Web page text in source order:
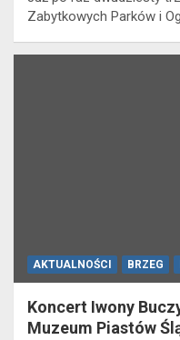
Zabytkowych Parków i
AKTUALNOŚCI BRZEG
Koncert Iwony
Muzeum Piastów